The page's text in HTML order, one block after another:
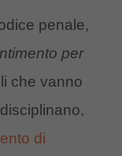
penale,
per
che vanno
di